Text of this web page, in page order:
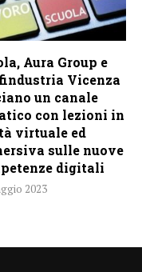
Aura Group e
Vicenza
un canale
con lezioni in
virtuale ed
sulle nuove
digitali
2023